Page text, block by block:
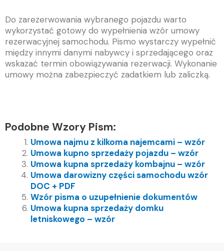
Do zarezerwowania wybranego pojazdu warto
wykorzystać gotowy do wypełnienia wzór umowy
rezerwacyjnej samochodu. Pismo wystarczy wypełnić
między innymi danymi nabywcy i sprzedającego oraz
wskazać termin obowiązywania rezerwacji. Wykonanie
umowy można zabezpieczyć zadatkiem lub zaliczką.
Podobne Wzory Pism:
Umowa najmu z kilkoma najemcami – wzór
Umowa kupno sprzedaży pojazdu – wzór
Umowa kupna sprzedaży kombajnu – wzór
Umowa darowizny części samochodu wzór
DOC + PDF
Wzór pisma o uzupełnienie dokumentów
Umowa kupna sprzedaży domku
letniskowego – wzór